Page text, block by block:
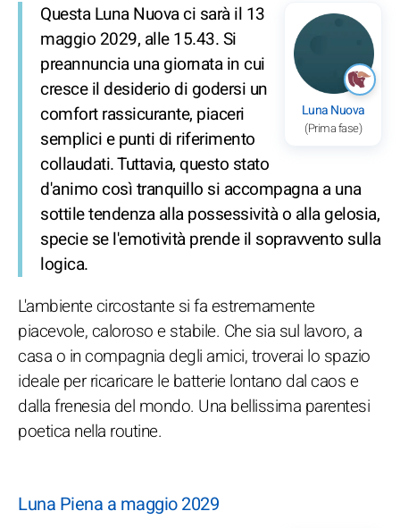
Luna Nuova
(Prima fase)
Questa Luna Nuova ci sarà il 13
maggio 2029, alle 15.43. Si
preannuncia una giornata in cui
cresce il desiderio di godersi un
comfort rassicurante, piaceri
semplici e punti di riferimento
collaudati. Tuttavia, questo stato
d'animo così tranquillo si accompagna a una
sottile tendenza alla possessività o alla gelosia,
specie se l'emotività prende il sopravvento sulla
logica.
L'ambiente circostante si fa estremamente
piacevole, caloroso e stabile. Che sia sul lavoro, a
casa o in compagnia degli amici, troverai lo spazio
ideale per ricaricare le batterie lontano dal caos e
dalla frenesia del mondo. Una bellissima parentesi
poetica nella routine.
Luna Piena a maggio 2029